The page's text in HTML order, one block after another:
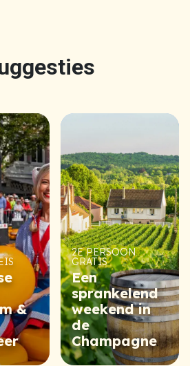
&
2E PERSOON
GRATIS
Een
sprankelend
weekend in
de
Champagne